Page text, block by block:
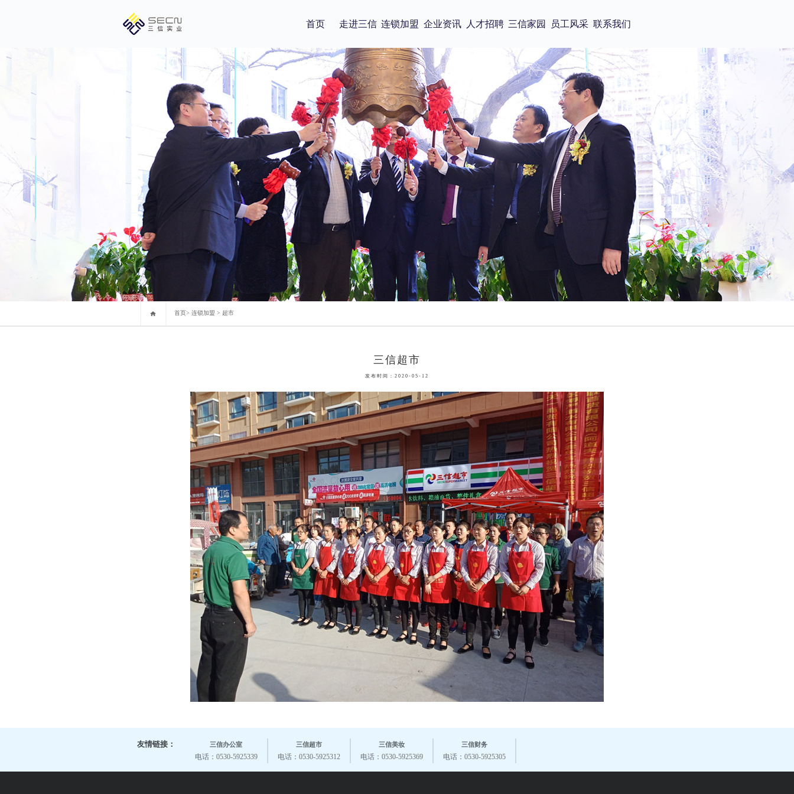
首页 走进三信 连锁加盟 企业资讯 人才招聘 三信家园 员工风采 联系我们
首页>连锁加盟 > 超市
三信超市
发布时间：2020-05-12
友情链接： 三信办公室
电话：0530-5925339
三信超市
电话：0530-5925312
三信美妆
电话：0530-5925369
三信财务
电话：0530-5925305